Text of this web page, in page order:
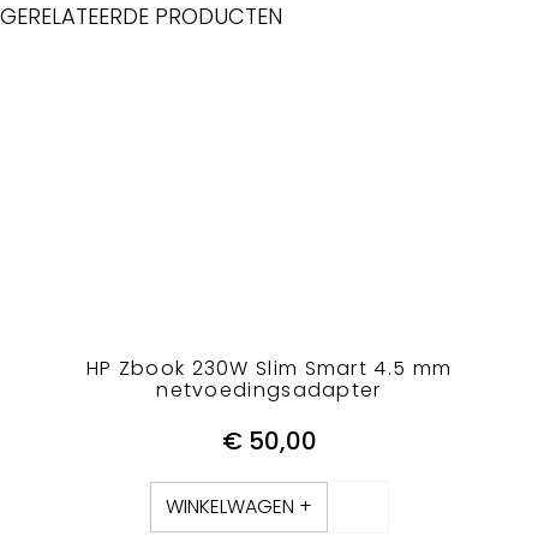
GERELATEERDE PRODUCTEN
HP Zbook 230W Slim Smart 4.5 mm
netvoedingsadapter
€50,00
WINKELWAGEN +